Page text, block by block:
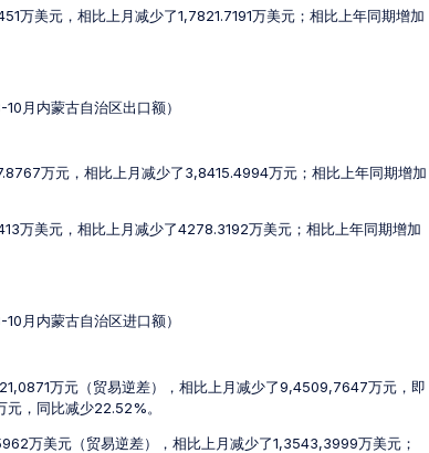
万美元，相比上月减少了1,7821.7191万美元；相比上年同期增加
10月内蒙古自治区出口额）
万元，相比上月减少了3,8415.4994万元；相比上年同期增加
万美元，相比上月减少了4278.3192万美元；相比上年同期增加
10月内蒙古自治区进口额）
万元（贸易逆差），相比上月减少了9,4509,7647万元，即
，同比减少22.52%。
万美元（贸易逆差），相比上月减少了1,3543,3999万美元；